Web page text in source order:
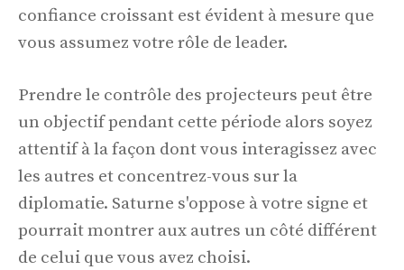
confiance croissant est évident à mesure que
vous assumez votre rôle de leader.
Prendre le contrôle des projecteurs peut être
un objectif pendant cette période alors soyez
attentif à la façon dont vous interagissez avec
les autres et concentrez-vous sur la
diplomatie. Saturne s'oppose à votre signe et
pourrait montrer aux autres un côté différent
de celui que vous avez choisi.